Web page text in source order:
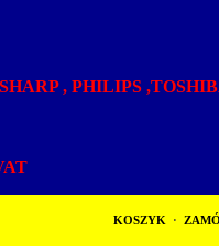
, PHILIPS
KOSZYK ·